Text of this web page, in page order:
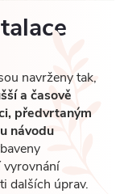
navrženy tak,
a časově
předvrtaným
návodu
vyrovnání
dalších úprav.